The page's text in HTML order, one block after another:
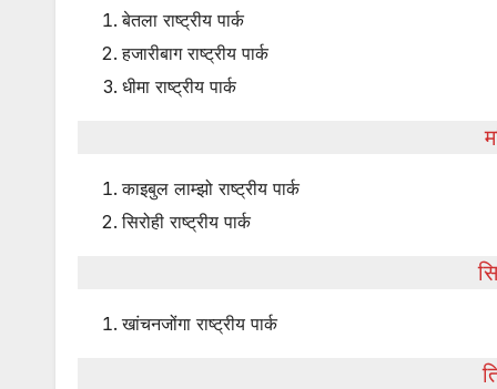
बेतला राष्ट्रीय पार्क
हजारीबाग राष्ट्रीय पार्क
धीमा राष्ट्रीय पार्क
काइबुल लाम्झो राष्ट्रीय पार्क
सिरोही राष्ट्रीय पार्क
खांचनजोंगा राष्ट्रीय पार्क